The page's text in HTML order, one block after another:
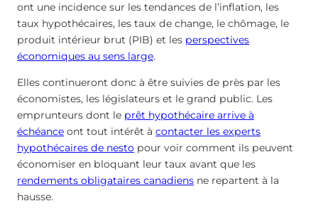
ont une incidence sur les tendances de l’inflation, les
taux hypothécaires, les taux de change, le chômage, le
produit intérieur brut (PIB) et les perspectives
économiques au sens large.
Elles continueront donc à être suivies de près par les
économistes, les législateurs et le grand public. Les
emprunteurs dont le prêt hypothécaire arrive à
échéance ont tout intérêt à contacter les experts
hypothécaires de nesto pour voir comment ils peuvent
économiser en bloquant leur taux avant que les
rendements obligataires canadiens ne repartent à la
hausse.